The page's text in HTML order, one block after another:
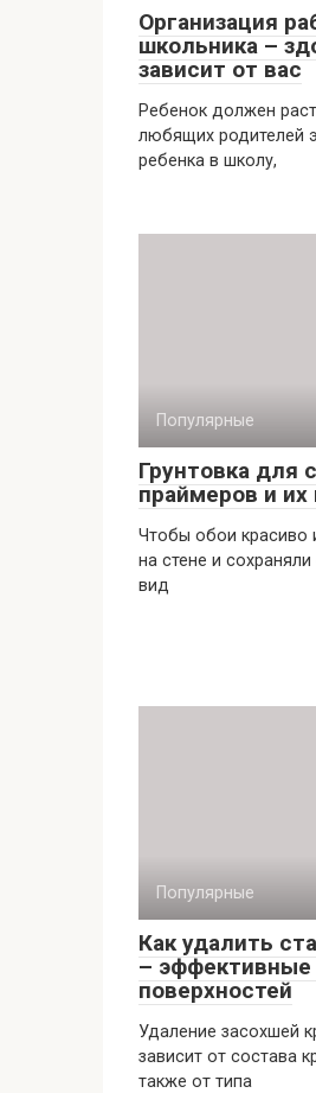
Организация
школьника –
зависит от вас
Ребенок должен
любящих родителей
ребенка в школу,
Популярные
Грунтовка для
праймеров и их
Чтобы обои красиво
на стене и
вид
Популярные
Как удалить
–
поверхностей
Удаление засохшей
зависит от состава
также от типа